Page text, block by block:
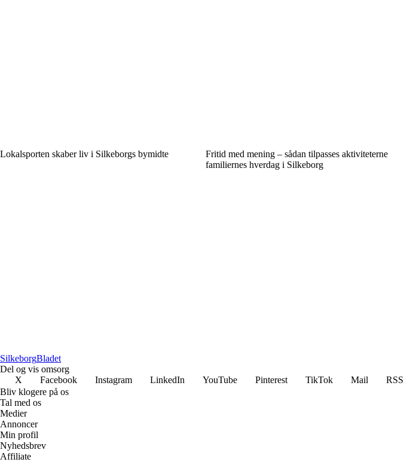
Lokalsporten skaber liv i Silkeborgs bymidte
Fritid med mening – sådan tilpasses aktiviteterne
familiernes hverdag i Silkeborg
SilkeborgBladet
Del og vis omsorg
X
Facebook Instagram LinkedIn YouTube Pinterest TikTok Mail
RSS
Bliv klogere på os
Tal med os
Medier
Annoncer
Min profil
Nyhedsbrev
Affiliate